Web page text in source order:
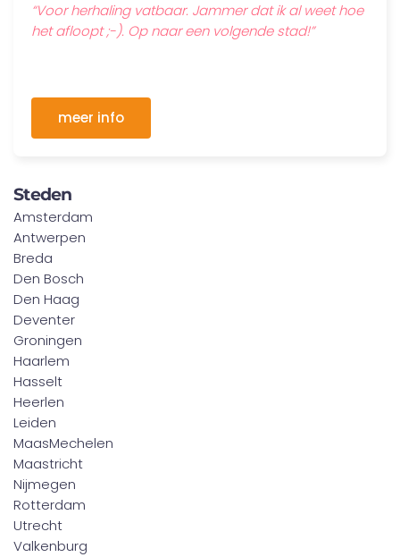
“Voor herhaling vatbaar. Jammer dat ik al weet hoe
het afloopt ;-). Op naar een volgende stad!”
meer info
Steden
Amsterdam
Antwerpen
Breda
Den Bosch
Den Haag
Deventer
Groningen
Haarlem
Hasselt
Heerlen
Leiden
MaasMechelen
Maastricht
Nijmegen
Rotterdam
Utrecht
Valkenburg